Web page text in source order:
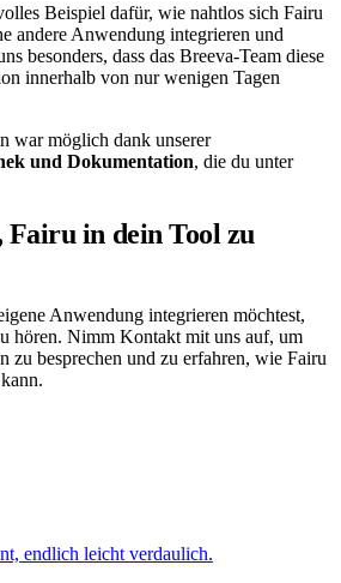
Beispiel dafür, wie nahtlos sich Fairu
andere Anwendung integrieren und
besonders, dass das Breeva-Team diese
innerhalb von nur wenigen Tagen
war möglich dank unserer
und Dokumentation, die du unter
Fairu in dein Tool zu
Anwendung integrieren möchtest,
hören. Nimm Kontakt mit uns auf, um
zu besprechen und zu erfahren, wie Fairu
endlich leicht verdaulich.